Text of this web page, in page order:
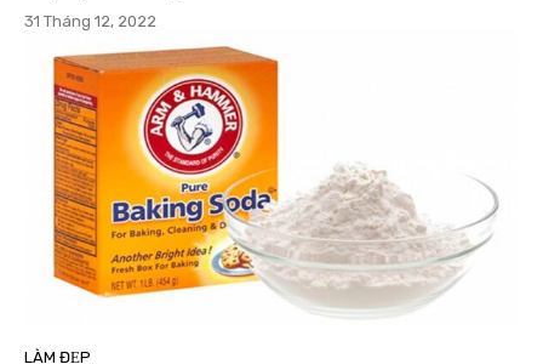
31 Tháng 12, 2022
LÀM ĐẸP